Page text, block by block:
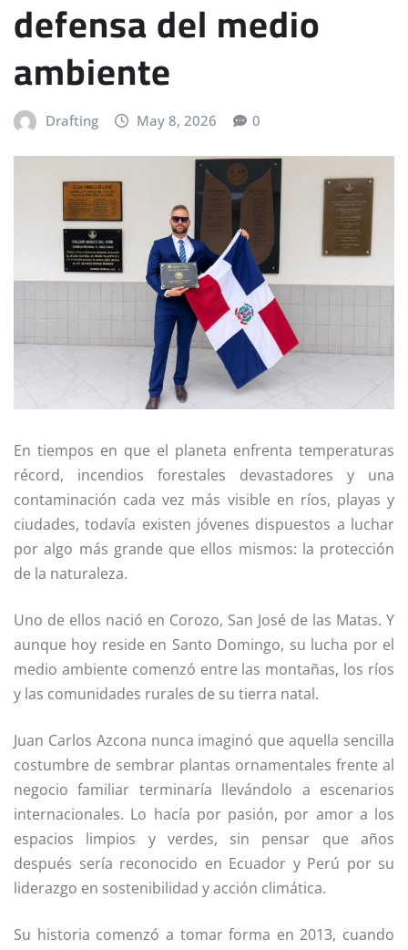
defensa del medio
ambiente
Drafting May 8, 2026 0
En tiempos en que el planeta enfrenta temperaturas
récord, incendios forestales devastadores y una
contaminación cada vez más visible en ríos, playas y
ciudades, todavía existen jóvenes dispuestos a luchar
por algo más grande que ellos mismos: la protección
de la naturaleza.
Uno de ellos nació en Corozo, San José de las Matas. Y
aunque hoy reside en Santo Domingo, su lucha por el
medio ambiente comenzó entre las montañas, los ríos
y las comunidades rurales de su tierra natal.
Juan Carlos Azcona nunca imaginó que aquella sencilla
costumbre de sembrar plantas ornamentales frente al
negocio familiar terminaría llevándolo a escenarios
internacionales. Lo hacía por pasión, por amor a los
espacios limpios y verdes, sin pensar que años
después sería reconocido en Ecuador y Perú por su
liderazgo en sostenibilidad y acción climática.
Su historia comenzó a tomar forma en 2013, cuando